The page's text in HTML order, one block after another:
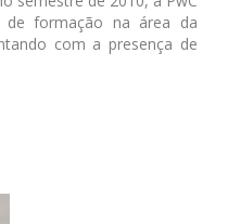
de formação na área da
com a presença de